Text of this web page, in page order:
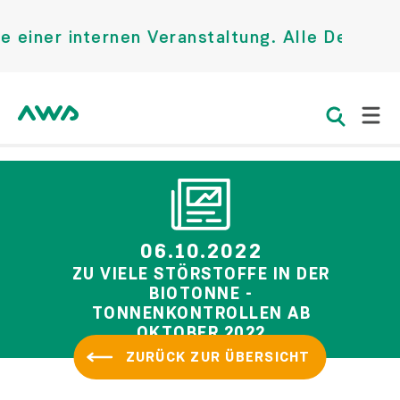
internen Veranstaltung. Alle
06.10.2022
ZU VIELE STÖRSTOFFE IN DER
BIOTONNE -
TONNENKONTROLLEN AB
OKTOBER 2022
ZURÜCK ZUR ÜBERSICHT